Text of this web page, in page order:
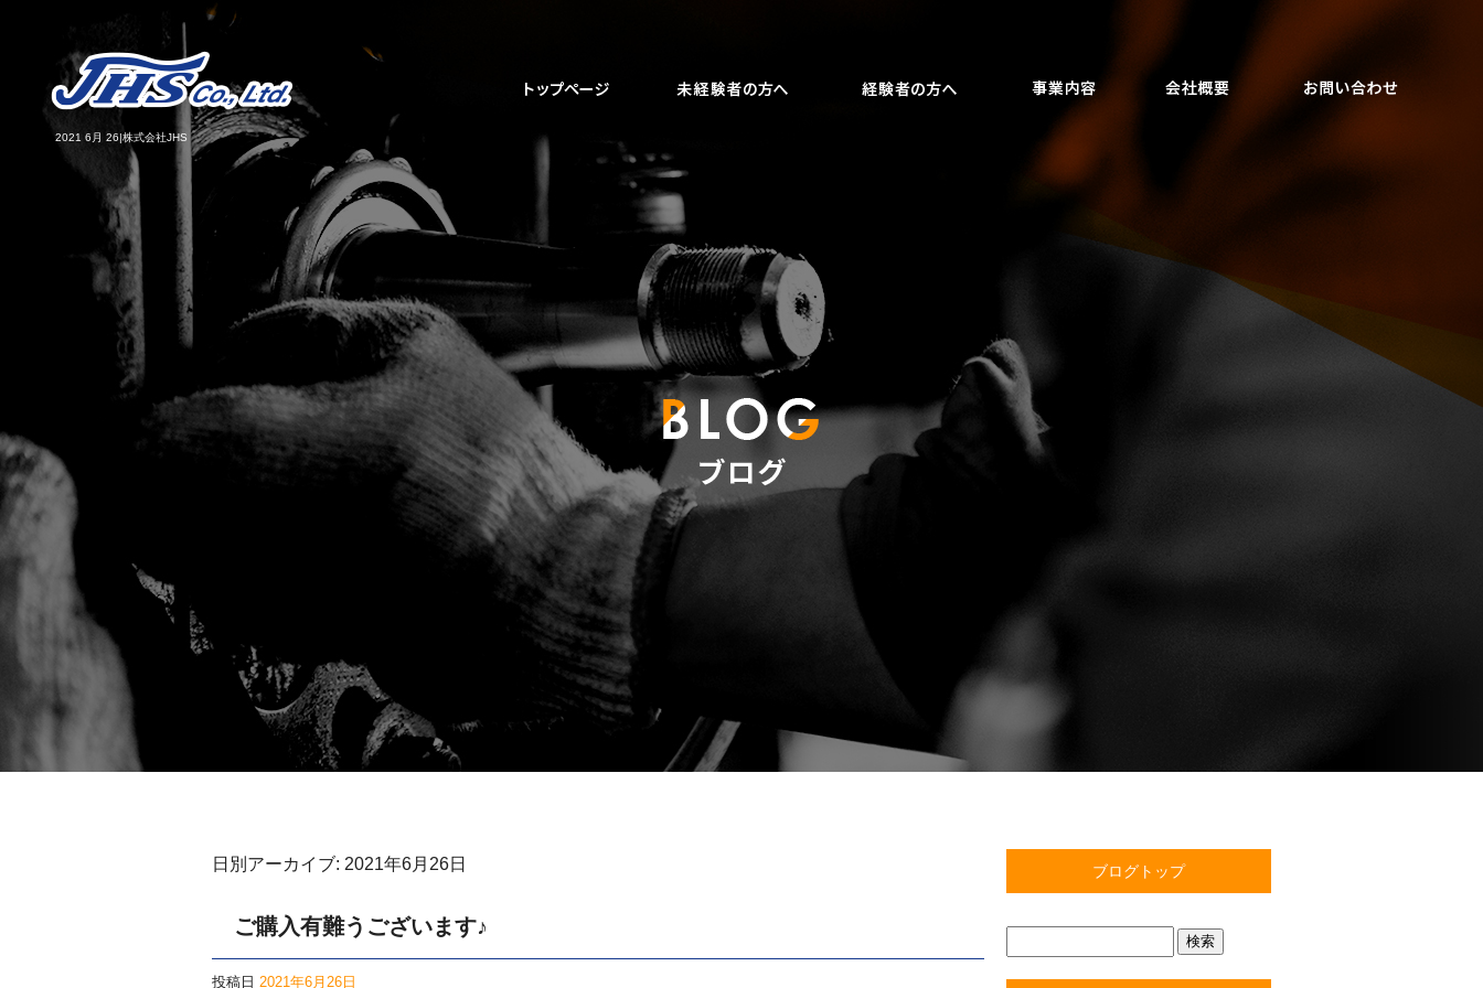
2021 6月 26|株式会社JHS
日別アーカイブ: 2021年6月26日
ご購入有難うございます♪
投稿日 2021年6月26日
ブログトップ